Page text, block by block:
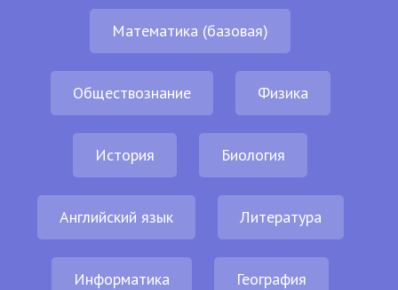
Математика (базовая)
Обществознание Физика
История Биология
Английский язык Литература
Информатика География